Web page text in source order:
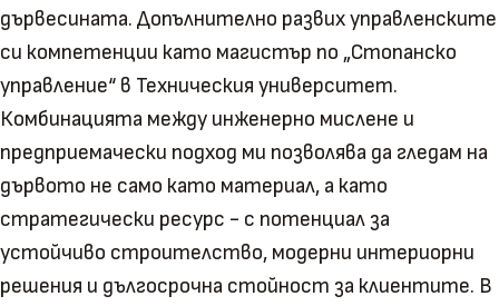
дървесината. Допълнително развих управленските
си компетенции като магистър по „Стопанско
управление“ в Техническия университет.
Комбинацията между инженерно мислене и
предприемачески подход ми позволява да гледам на
дървото не само като материал, а като
стратегически ресурс - с потенциал за
устойчиво строителство, модерни интериорни
решения и дългосрочна стойност за клиентите. В